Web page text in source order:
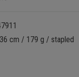
cm / 179 g / stapled